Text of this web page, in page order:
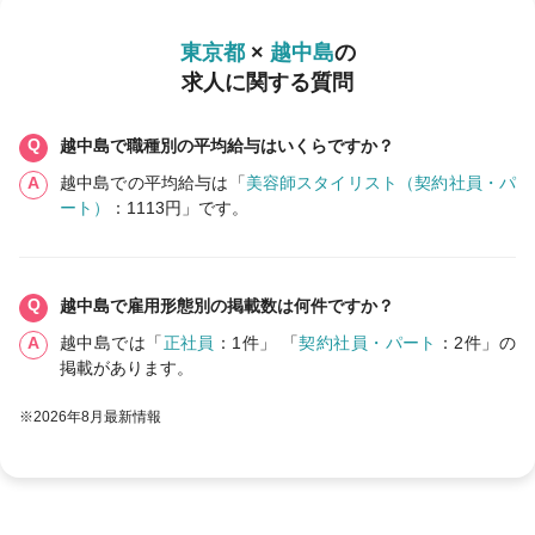
東京都× 越中島の
求人に関する質問
越中島で職種別の平均給与はいくらですか？
越中島での平均給与は「美容師スタイリスト（契約社員・パ
ート）
：1113円」です。
越中島で雇用形態別の掲載数は何件ですか？
越中島では「正社員 ：1件」 「契約社員・パート
：2件」の
掲載があります。
※2026年8月最新情報